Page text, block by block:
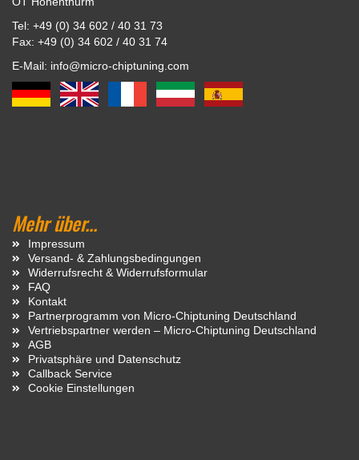
Tel: +49 (0) 34 602 / 40 31 73
Fax: +49 (0) 34 602 / 40 31 74
E-Mail: info@micro-chiptuning.com
Mehr über...
Impressum
Versand- & Zahlungsbedingungen
Widerrufsrecht & Widerrufsformular
FAQ
Kontakt
Partnerprogramm von Micro-Chiptuning Deutschland
Vertriebspartner werden – Micro-Chiptuning Deutschland
AGB
Privatsphäre und Datenschutz
Callback Service
Cookie Einstellungen